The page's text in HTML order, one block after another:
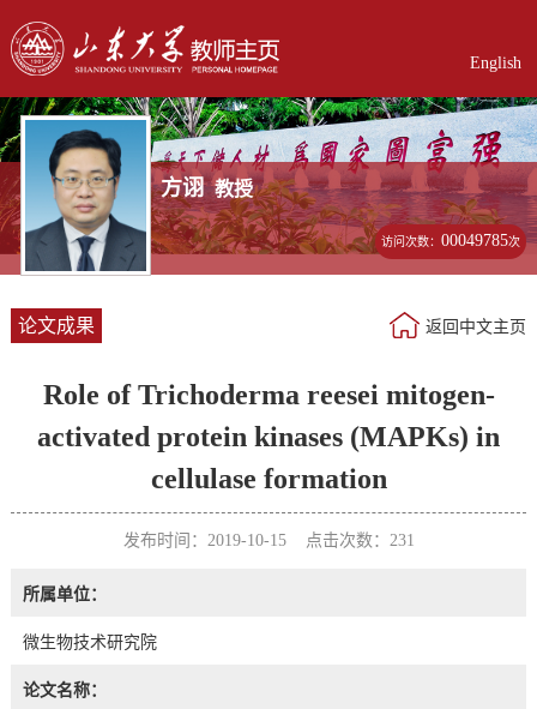
English
方诩 教授
访问次数：00049785次
论文成果 返回中文主页
Role of Trichoderma reesei mitogen-
activated protein kinases (MAPKs) in
cellulase formation
发布时间：2019-10-15 点击次数： 231
所属单位：
微生物技术研究院
论文名称：